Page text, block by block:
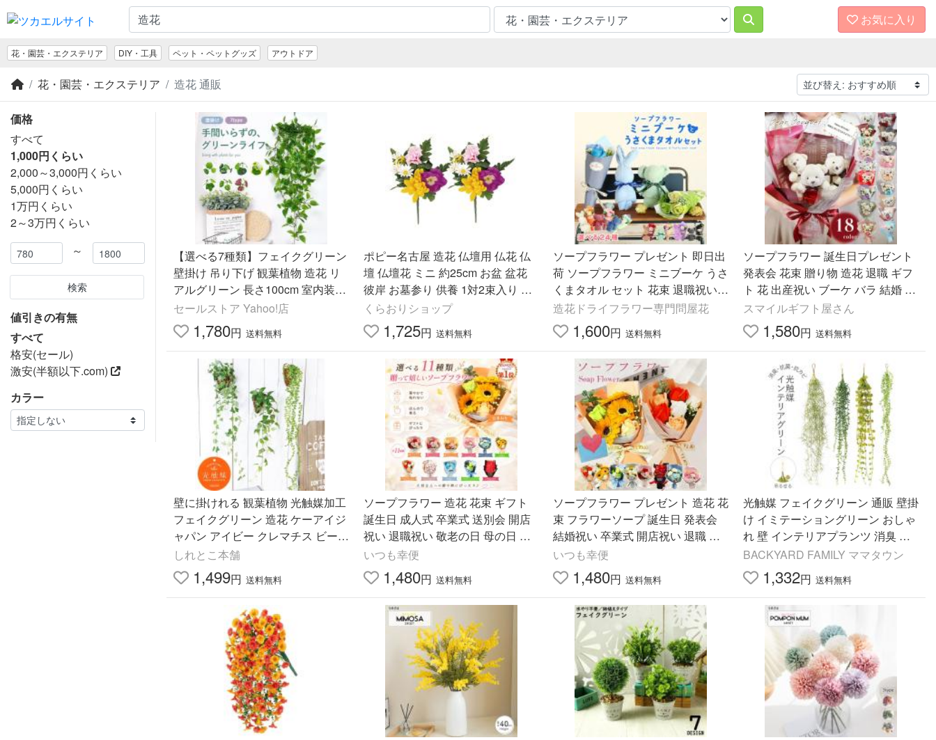
お気に入り
花・園芸・エクステリア DIY・工具 ペット・ペットグッズ アウトドア
花・園芸・エクステリア 造花 通販
価格
すべて
1,000円くらい
2,000～3,000円くらい
5,000円くらい
1万円くらい
2～3万円くらい
～
検索
値引きの有無
すべて
格安(セール)
激安(半額以下.com)
カラー
【選べる7種類】フェイクグリーン
壁掛け 吊り下げ 観葉植物 造花 リ
アルグリーン 長さ100cm 室内装飾
おしゃれインテリア
セールストア Yahoo!店
1,780円 送料無料
ポピー名古屋 造花 仏壇用 仏花 仏
壇 仏壇花 ミニ 約25cm お盆 盆花
彼岸 お墓参り 供養 1対2束入り C2
3-09
くらおりショップ
1,725円 送料無料
ソープフラワー プレゼント 即日出
荷 ソープフラワー ミニブーケ うさ
くまタオル セット 花束 退職祝い
クマ うさぎ ギフト 造花 タオル 発
表会 バラ 桜
造花ドライフラワー専門問屋花
1,600円 送料無料
ソープフラワー 誕生日プレゼント
発表会 花束 贈り物 造花 退職 ギフ
ト 花 出産祝い ブーケ バラ 結婚 友
達 発表会花束 子供 くま おしゃれ
子供用 爆買
スマイルギフト屋さん
1,580円 送料無料
壁に掛けれる 観葉植物 光触媒加工
フェイクグリーン 造花 ケーアイジ
ャパン アイビー クレマチス ビーン
バイン 壁掛け
しれとこ本舗
1,499円 送料無料
ソープフラワー 造花 花束 ギフト
誕生日 成人式 卒業式 送別会 開店
祝い 退職祝い 敬老の日 母の日 父
の日 飾り アートフラワー 花 記念
日 枯れない
いつも幸便
1,480円 送料無料
ソープフラワー プレゼント 造花 花
束 フラワーソープ 誕生日 発表会
結婚祝い 卒業式 開店祝い 退職 父
の日 母の日 敬老の日 ギフト 女性
いつも幸便
1,480円 送料無料
光触媒 フェイクグリーン 通販 壁掛
け イミテーショングリーン おしゃ
れ 壁 インテリアプランツ 消臭 抗
菌 観葉植物 グリーンブッシュ 造花
雑貨 光触媒
BACKYARD FAMILY ママタウン
1,332円 送料無料